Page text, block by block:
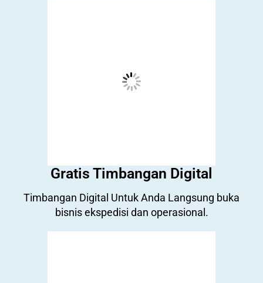
Gratis Timbangan Digital
Timbangan Digital Untuk Anda Langsung buka
bisnis ekspedisi dan operasional.